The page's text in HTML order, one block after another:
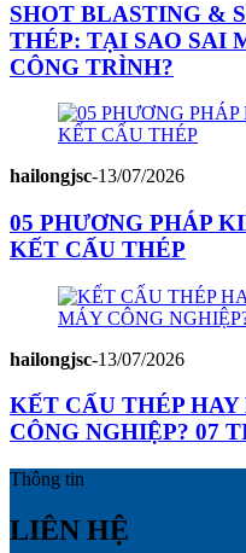
SHOT BLASTING &
THÉP: TẠI SAO SAI
CÔNG TRÌNH?
hailongjsc-13/07/2026
05 PHƯƠNG PHÁP
KẾT CẤU THÉP
hailongjsc-13/07/2026
KẾT CẤU THÉP
CÔNG NGHIỆP? 07
Thông tin
LIÊN HỆ